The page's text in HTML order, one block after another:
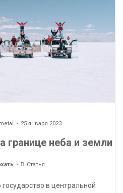
25 января 2023
границе неба и земли
Статья
в центральной